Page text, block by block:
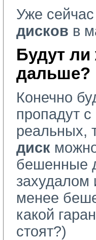
Уже сейчас
дисков в
Будут ли
дальше?
Конечно
пропадут с
реальных,
диск
бешенные
захудалом
менее
какой
стоят?)